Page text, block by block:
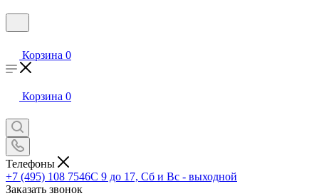
Корзина 0
Корзина 0
Телефоны
+7 (495) 108 7546С 9 до 17, Сб и Вс - выходной
Заказать звонок